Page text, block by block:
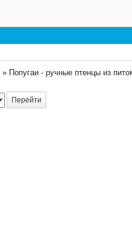
» Попугаи - ручные птенцы из